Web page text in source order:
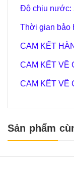
Độ chịu nước:
Thời gian bảo
CAM KẾT
CAM KẾT VỀ
CAM KẾT VỀ
Sản phẩm